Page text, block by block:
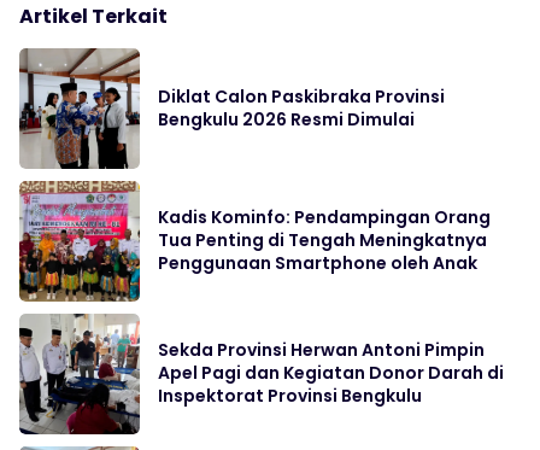
Artikel Terkait
Diklat Calon Paskibraka Provinsi
Bengkulu 2026 Resmi Dimulai
Kadis Kominfo: Pendampingan Orang
Tua Penting di Tengah Meningkatnya
Penggunaan Smartphone oleh Anak
Sekda Provinsi Herwan Antoni Pimpin
Apel Pagi dan Kegiatan Donor Darah di
Inspektorat Provinsi Bengkulu